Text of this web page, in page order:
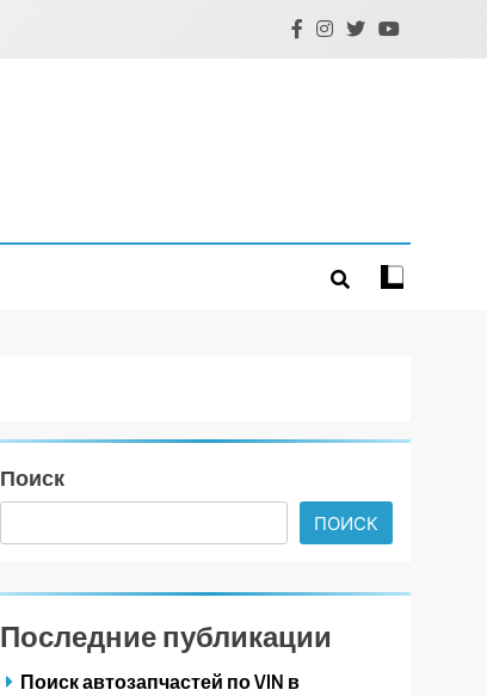
Поиск
ПОИСК
Последние публикации
Поиск автозапчастей по VIN в